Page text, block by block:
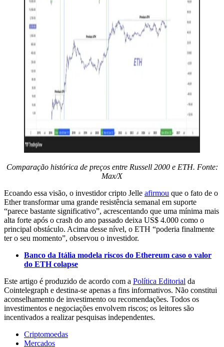
Comparação histórica de preços entre Russell 2000 e ETH. Fonte:
Max/X
Ecoando essa visão, o investidor cripto Jelle afirmou que o fato de o
Ether transformar uma grande resistência semanal em suporte
“parece bastante significativo”, acrescentando que uma mínima mais
alta forte após o crash do ano passado deixa US$ 4.000 como o
principal obstáculo. Acima desse nível, o ETH “poderia finalmente
ter o seu momento”, observou o investidor.
Banco da Itália modela riscos do Ethereum caso o valor
do ETH colapse
Este artigo é produzido de acordo com a Política Editorial da
Cointelegraph e destina-se apenas a fins informativos. Não constitui
aconselhamento de investimento ou recomendações. Todos os
investimentos e negociações envolvem riscos; os leitores são
incentivados a realizar pesquisas independentes.
Criptomoedas
Mercados